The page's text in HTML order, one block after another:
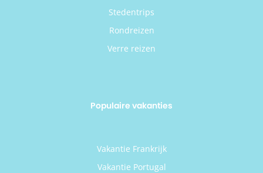
Stedentrips
Rondreizen
Verre reizen
Populaire vakanties
Vakantie Frankrijk
Vakantie Portugal